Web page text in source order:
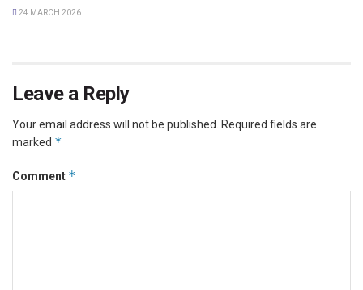
24 MARCH 2026
Leave a Reply
Your email address will not be published. Required fields are
marked *
Comment *